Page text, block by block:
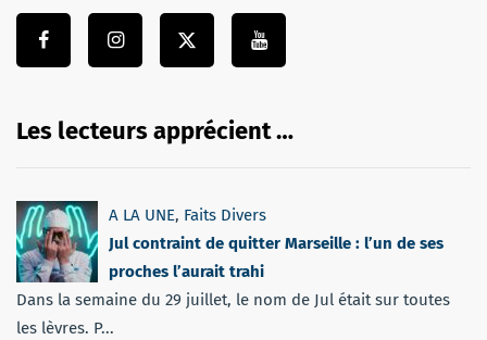
Les lecteurs apprécient …
A LA UNE, Faits Divers
Jul contraint de quitter Marseille : l’un de ses
proches l’aurait trahi
Dans la semaine du 29 juillet, le nom de Jul était sur toutes
les lèvres. P...